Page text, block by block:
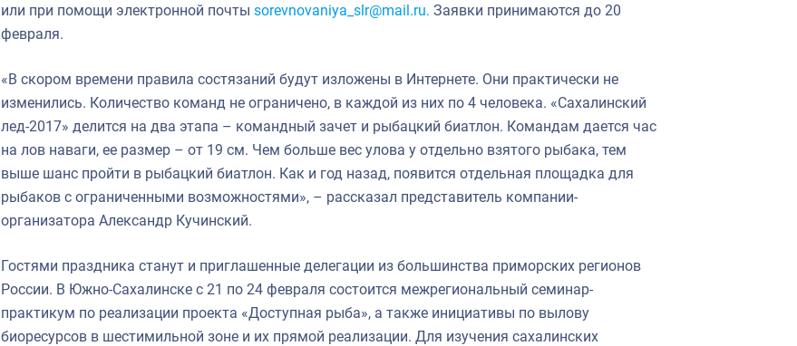
или при помощи электронной почты sorevnovaniya_slr@mail.ru. Заявки принимаются до 20
февраля.
«В скором времени правила состязаний будут изложены в Интернете. Они практически не
изменились. Количество команд не ограничено, в каждой из них по 4 человека. «Сахалинский
лед-2017» делится на два этапа – командный зачет и рыбацкий биатлон. Командам дается час
на лов наваги, ее размер – от 19 см. Чем больше вес улова у отдельно взятого рыбака, тем
выше шанс пройти в рыбацкий биатлон. Как и год назад, появится отдельная площадка для
рыбаков с ограниченными возможностями», – рассказал представитель компании-
организатора Александр Кучинский.
Гостями праздника станут и приглашенные делегации из большинства приморских регионов
России. В Южно-Сахалинске с 21 по 24 февраля состоится межрегиональный семинар-
практикум по реализации проекта «Доступная рыба», а также инициативы по вылову
биоресурсов в шестимильной зоне и их прямой реализации. Для изучения сахалинских